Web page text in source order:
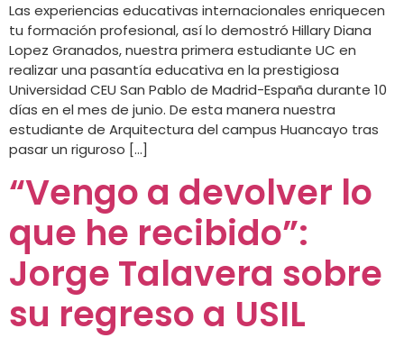
Las experiencias educativas internacionales enriquecen
tu formación profesional, así lo demostró Hillary Diana
Lopez Granados, nuestra primera estudiante UC en
realizar una pasantía educativa en la prestigiosa
Universidad CEU San Pablo de Madrid-España durante 10
días en el mes de junio. De esta manera nuestra
estudiante de Arquitectura del campus Huancayo tras
pasar un riguroso […]
“Vengo a devolver lo
que he recibido”:
Jorge Talavera sobre
su regreso a USIL